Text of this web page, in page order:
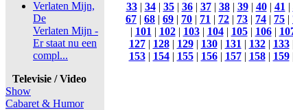
Verlaten Mijn,
De
Verlaten Mijn -
Er staat nu een
compl...
Televisie / Video
Show
Cabaret & Humor
33| 34| 35| 36| 37| 38| 39| 40| 41|
67 | 68 | 69 | 70 | 71 | 72 | 73 | 74 | 75 |
| 101| 102| 103| 104| 105| 106|
127| 128| 129| 130| 131| 132| 133|
153| 154| 155| 156| 157| 158| 159|